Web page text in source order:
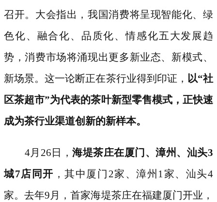
召开。大会指出，我国消费将呈现智能化、绿
色化、融合化、品质化、情感化五大发展趋
势，消费市场将涌现出更多新业态、新模式、
新场景。这一论断正在茶行业得到印证， 以“社
区茶超市”为代表的茶叶新型零售模式，正快速
成为茶行业渠道创新的新样本。
4月26日，海堤茶庄在厦门、漳州、汕头3
城7店同开 ，其中厦门 2家、漳州1家、汕头4
家。去年9月，首家海堤茶庄在福建厦门开业，